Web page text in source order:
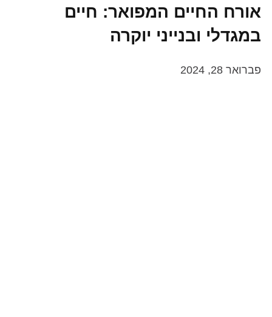
אורח החיים המפואר: חיים
במגדלי ובנייני יוקרה
פברואר 28, 2024